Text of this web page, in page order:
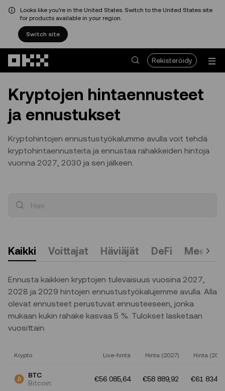
Looks like you're in the United States. Switch to the United States site
for products available in your region.
Switch site
Rekisteröidy
Kryptojen hintaennusteet
ja ennustukset
Kryptohintojen ennustustyökalumme avulla voit tehdä
kryptohintaennusteita ja ennustaa rahakkeiden hintoja
vuonna 2027, 2030 ja sen jälkeen.
Kaikki Voittajat Häviäjät DeFi
Ennusta kaikkien kryptojen tulevaisuus vuosina 2027,
2028 ja 2029 hintojen ennustustyökalujemme avulla. Alla
olevat ennusteet perustuvat ennusteeseen, jonka
mukaan kukin rahake kasvaa 5 %. Tulokset lasketaan
vuosittain.
Krypto Live-hinta Hinta (2027) Hinta
BTC
Bitcoin
€56 085,64 €58 889,92 €61